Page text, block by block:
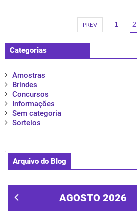
PREV 1 2
Categorias
Amostras
Brindes
Concursos
Informações
Sem categoria
Sorteios
Arquivo do Blog
AGOSTO 2026
« mar